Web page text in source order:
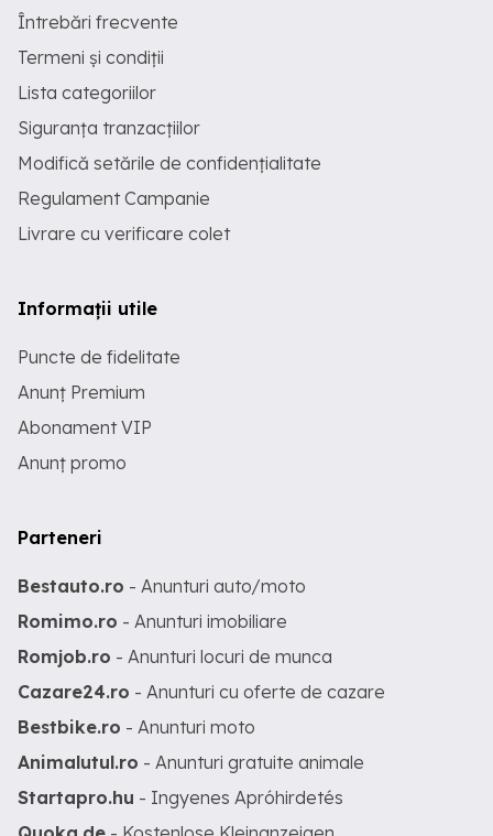
Întrebări frecvente
Termeni și condiții
Lista categoriilor
Siguranța tranzacțiilor
Modifică setările de confidențialitate
Regulament Campanie
Livrare cu verificare colet
Informații utile
Puncte de fidelitate
Anunț Premium
Abonament VIP
Anunț promo
Parteneri
Bestauto.ro - Anunturi auto/moto
Romimo.ro - Anunturi imobiliare
Romjob.ro - Anunturi locuri de munca
Cazare24.ro - Anunturi cu oferte de cazare
Bestbike.ro - Anunturi moto
Animalutul.ro - Anunturi gratuite animale
Startapro.hu - Ingyenes Apróhirdetés